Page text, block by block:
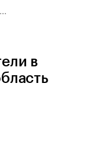
в